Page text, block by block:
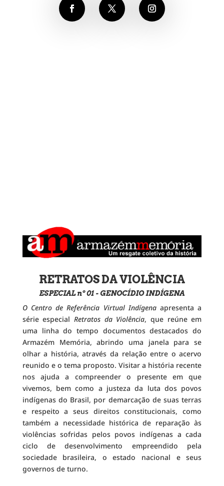
RETRATOS DA VIOLÊNCIA
ESPECIAL nº 01 - GENOCÍDIO INDÍGENA
O Centro de Referência Virtual Indígenaapresenta a
série especialRetratos da Violência, que reúne em
uma linha do tempo documentos destacados do
Armazém Memória, abrindo uma janela para se
olhar a história, através da relação entre o acervo
reunido e o tema proposto. Visitar a história recente
nos ajuda a compreender o presente em que
vivemos, bem como a justeza da luta dos povos
indígenas do Brasil, por demarcação de suas terras
e respeito a seus direitos constitucionais, como
também a necessidade histórica de reparação às
violências sofridas pelos povos indígenas a cada
ciclo de desenvolvimento empreendido pela
sociedade brasileira, o estado nacional e seus
governos de turno.